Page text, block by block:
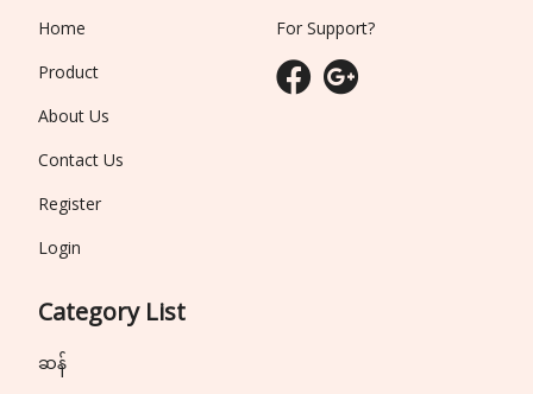
Home
Product
About Us
Contact Us
Register
Login
Category List
ဆန်
For Support?